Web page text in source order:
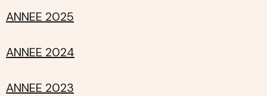
ANNEE 2025
ANNEE 2024
ANNEE 2023